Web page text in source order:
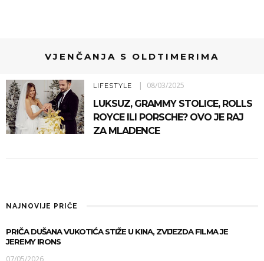
VJENČANJA S OLDTIMERIMA
LIFESTYLE 08/03/2025
LUKSUZ, GRAMMY STOLICE, ROLLS
ROYCE ILI PORSCHE? OVO JE RAJ
ZA MLADENCE
NAJNOVIJE PRIČE
PRIČA DUŠANA VUKOTIĆA STIŽE U KINA, ZVIJEZDA FILMA JE
JEREMY IRONS
07/05/2026